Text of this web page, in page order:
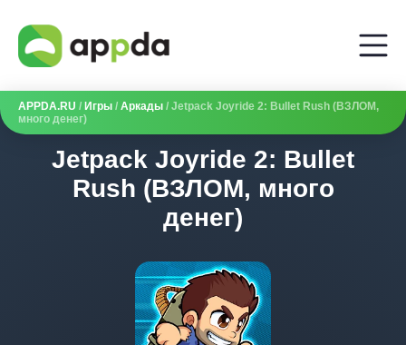
APPDA.RU / Игры / Аркады / Jetpack Joyride 2: Bullet Rush (ВЗЛОМ,
много денег)
Jetpack Joyride 2: Bullet
Rush (ВЗЛОМ, много
денег)